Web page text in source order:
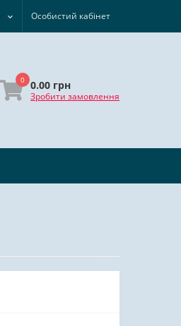
Особистий кабінет
0 0.00 грн
Зробити замовлення